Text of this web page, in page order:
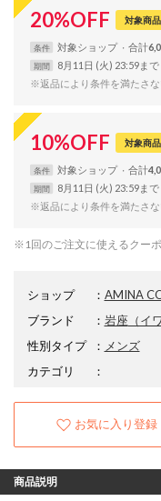
20%OFF 対象商
条件 対象ショップ 合計
期間 8月11日 (火) 23:59まで
※返品により条件を満たさ
10%OFF 対象商
条件 対象ショップ 合計
期間 8月11日 (火) 23:59まで
※返品により条件を満たさ
※1回のご注文に使えるクー
ショップ ： AMINA
ブランド
： 岩座（イ
性別タイプ
： メンズ
カテゴリ
：
お気に入り登録
商品説明